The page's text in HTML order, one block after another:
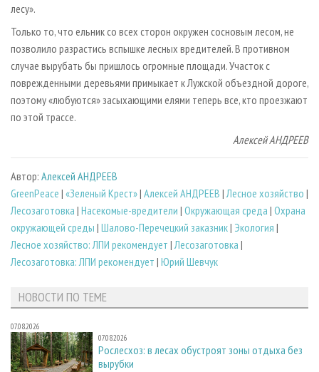
лесу».
Только то, что ельник со всех сторон окружен сосновым лесом, не
позволило разрастись вспышке лесных вредителей. В противном
случае вырубать бы пришлось огромные площади. Участок с
поврежденными деревьями примыкает к Лужской объездной дороге,
поэтому «любуются» засыхающими елями теперь все, кто проезжают
по этой трассе.
Алексей АНДРЕЕВ
Автор: Алексей АНДРЕЕВ
GreenPeace | «Зеленый Крест»| Алексей АНДРЕЕВ | Лесное хозяйство |
Лесозаготовка | Насекомые-вредители | Окружающая среда | Охрана
окружающей среды | Шалово-Перечецкий заказник| Экология |
Лесное хозяйство: ЛПИ рекомендует | Лесозаготовка |
Лесозаготовка: ЛПИ рекомендует | Юрий Шевчук
НОВОСТИ ПО ТЕМЕ
07.08.2026
07.08.2026
Рослесхоз: в лесах обустроят зоны отдыха без
вырубки